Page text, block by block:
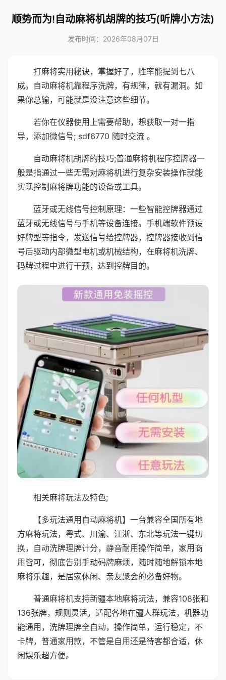
顺势而为!自动麻将机胡牌的技巧(听牌小方法)
发布时间：2026年08月07日
打麻将实用秘诀，掌握好了，胜率能提到七八
成。自动麻将机靠程序洗牌，有规律，就有漏洞。如
果你总输，可能就是没注意这些细节。
若你在仪器使用上需要帮助，想获取一对一指
导，添加微信号; sdf6770 随时交流 。
自动麻将机胡牌的技巧;普通麻将机程序控牌器一
般是指通过一些无需对麻将机进行复杂安装操作就能
实现控制麻将牌功能的设备或工具。
蓝牙或无线信号控制原理：一些智能控牌器通过
蓝牙或无线信号与手机等设备连接。手机端软件预设
好牌型等指令，发送信号给控牌器，控牌器接收到信
号后驱动内部微型电机或机械结构，在麻将机洗牌、
码牌过程中进行干预，达到控牌目的。
相关麻将玩法及特色;
【多玩法通用自动麻将机】一台兼容全国所有地
方麻将玩法，粤式、川渝、江浙、东北等玩法一键切
换，自动洗牌理牌计分，静音耐用操作简单，家用商
用皆可，彻底告别手动码牌麻烦，随时随地解锁本地
麻将乐趣，是居家休闲、亲友聚会的必备好物。
普通麻将机支持新疆本地麻将玩法，兼容108张和
136张牌，规则灵活，适配各地在疆人群玩法，机器功
能通用，洗牌理牌全自动，操作简单，运行稳定，不
卡牌，普通家用款，不管是自用还是待客都合适，休
闲娱乐超方便。